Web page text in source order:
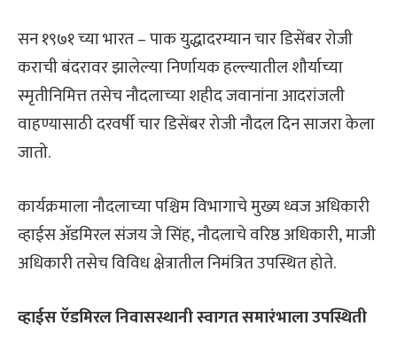
सन १९७१ च्या भारत – पाक युद्धादरम्यान चार डिसेंबर रोजी
कराची बंदरावर झालेल्या निर्णायक हल्ल्यातील शौर्याच्या
स्मृतीनिमित्त तसेच नौदलाच्या शहीद जवानांना आदरांजली
वाहण्यासाठी दरवर्षी चार डिसेंबर रोजी नौदल दिन साजरा केला
जातो.
कार्यक्रमाला नौदलाच्या पश्चिम विभागाचे मुख्य ध्वज अधिकारी
व्हाईस ॲडमिरल संजय जे सिंह, नौदलाचे वरिष्ठ अधिकारी, माजी
अधिकारी तसेच विविध क्षेत्रातील निमंत्रित उपस्थित होते.
व्हाईस ऍडमिरल निवासस्थानी स्वागत समारंभाला उपस्थिती